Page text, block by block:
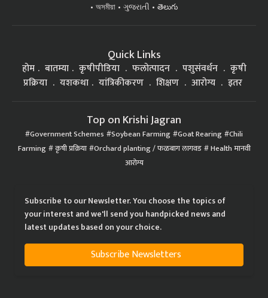
অসমীয়া
ગુજરાતી తెలుగు
Quick Links
होम बातम्या कृषीपीडिया फलोत्पादन पशुसंवर्धन
कृषी
प्रक्रिया
यशकथा यांत्रिकीकरण शिक्षण आरोग्य इतर
Top on Krishi Jagran
Government Schemes Soybean Farming Goat Rearing Chili
Farming कृषी प्रक्रिया Orchard planting / फळबाग लागवड Health मानवी
आरोग्य
Subscribe to our Newsletter. You choose the topics of
your interest and we'll send you handpicked news and
latest updates based on your choice.
Subscribe Newsletters